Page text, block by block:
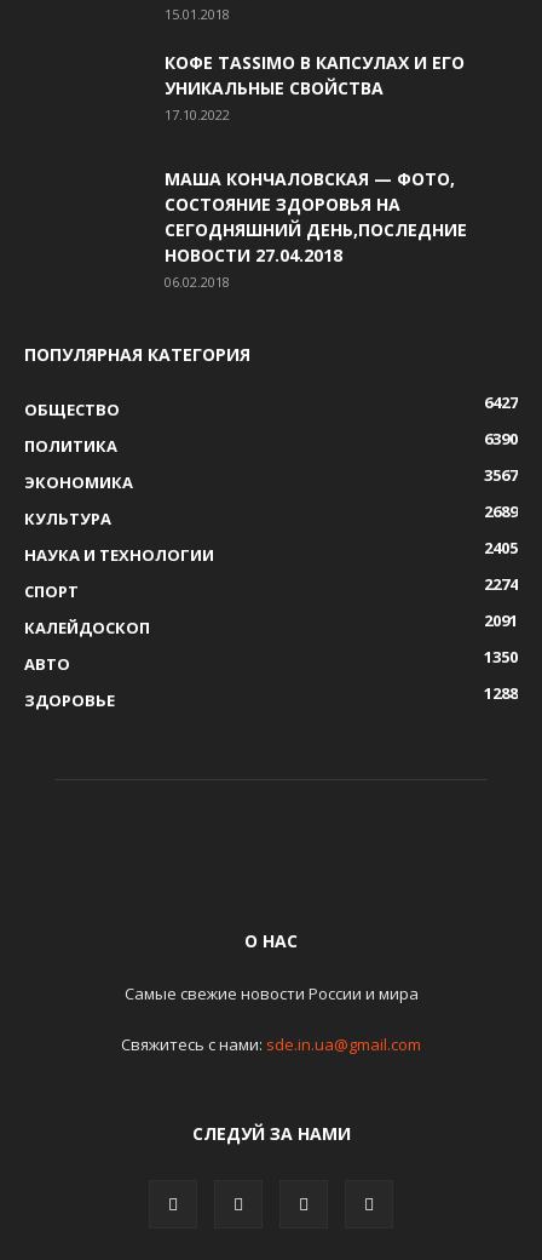
15.01.2018
КОФЕ TASSIMO В КАПСУЛАХ И ЕГО
УНИКАЛЬНЫЕ СВОЙСТВА
17.10.2022
МАША КОНЧАЛОВСКАЯ — ФОТО,
СОСТОЯНИЕ ЗДОРОВЬЯ НА
СЕГОДНЯШНИЙ ДЕНЬ,ПОСЛЕДНИЕ
НОВОСТИ 27.04.2018
06.02.2018
ПОПУЛЯРНАЯ КАТЕГОРИЯ
ОБЩЕСТВО
6427
ПОЛИТИКА
6390
ЭКОНОМИКА
3567
КУЛЬТУРА
2689
НАУКА И ТЕХНОЛОГИИ
2405
СПОРТ
2274
КАЛЕЙДОСКОП
2091
АВТО
1350
ЗДОРОВЬЕ
1288
О НАС
Самые свежие новости России и мира
Свяжитесь с нами: sde.in.ua@gmail.com
СЛЕДУЙ ЗА НАМИ